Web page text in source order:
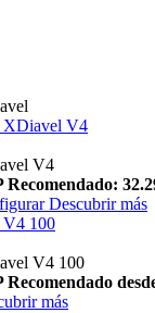
XDiavel V4
V4
Recomendado:
Descubrir más
V4 100
V4 100
Recomendado
más